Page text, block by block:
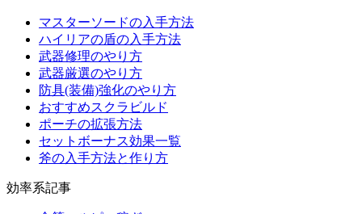
マスターソードの入手方法
ハイリアの盾の入手方法
武器修理のやり方
武器厳選のやり方
防具(装備)強化のやり方
おすすめスクラビルド
ポーチの拡張方法
セットボーナス効果一覧
斧の入手方法と作り方
効率系記事